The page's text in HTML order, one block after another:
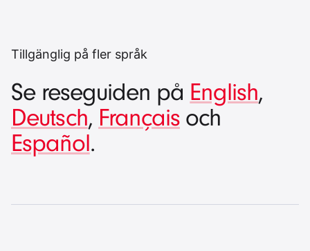
Tillgänglig på fler språk
Se reseguiden på English,
Deutsch, Françaisoch
Español.